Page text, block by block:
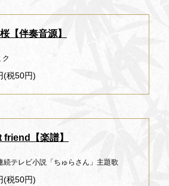
【伴奏音源】
ク
(税50円)
friend【楽譜】
続テレビ小説「ちゅらさん」主題歌
(税50円)